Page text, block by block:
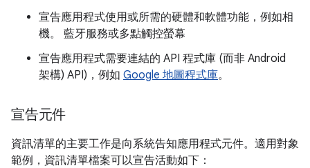
宣告應用程式使用或所需的硬體和軟體功能，例如相
機。 藍牙服務或多點觸控螢幕
宣告應用程式需要連結的 API 程式庫 (而非 Android
架構) API)，例如 Google 地圖程式庫。
宣告元件
資訊清單的主要工作是向系統告知應用程式元件。適用對象
範例，資訊清單檔案可以宣告活動如下：